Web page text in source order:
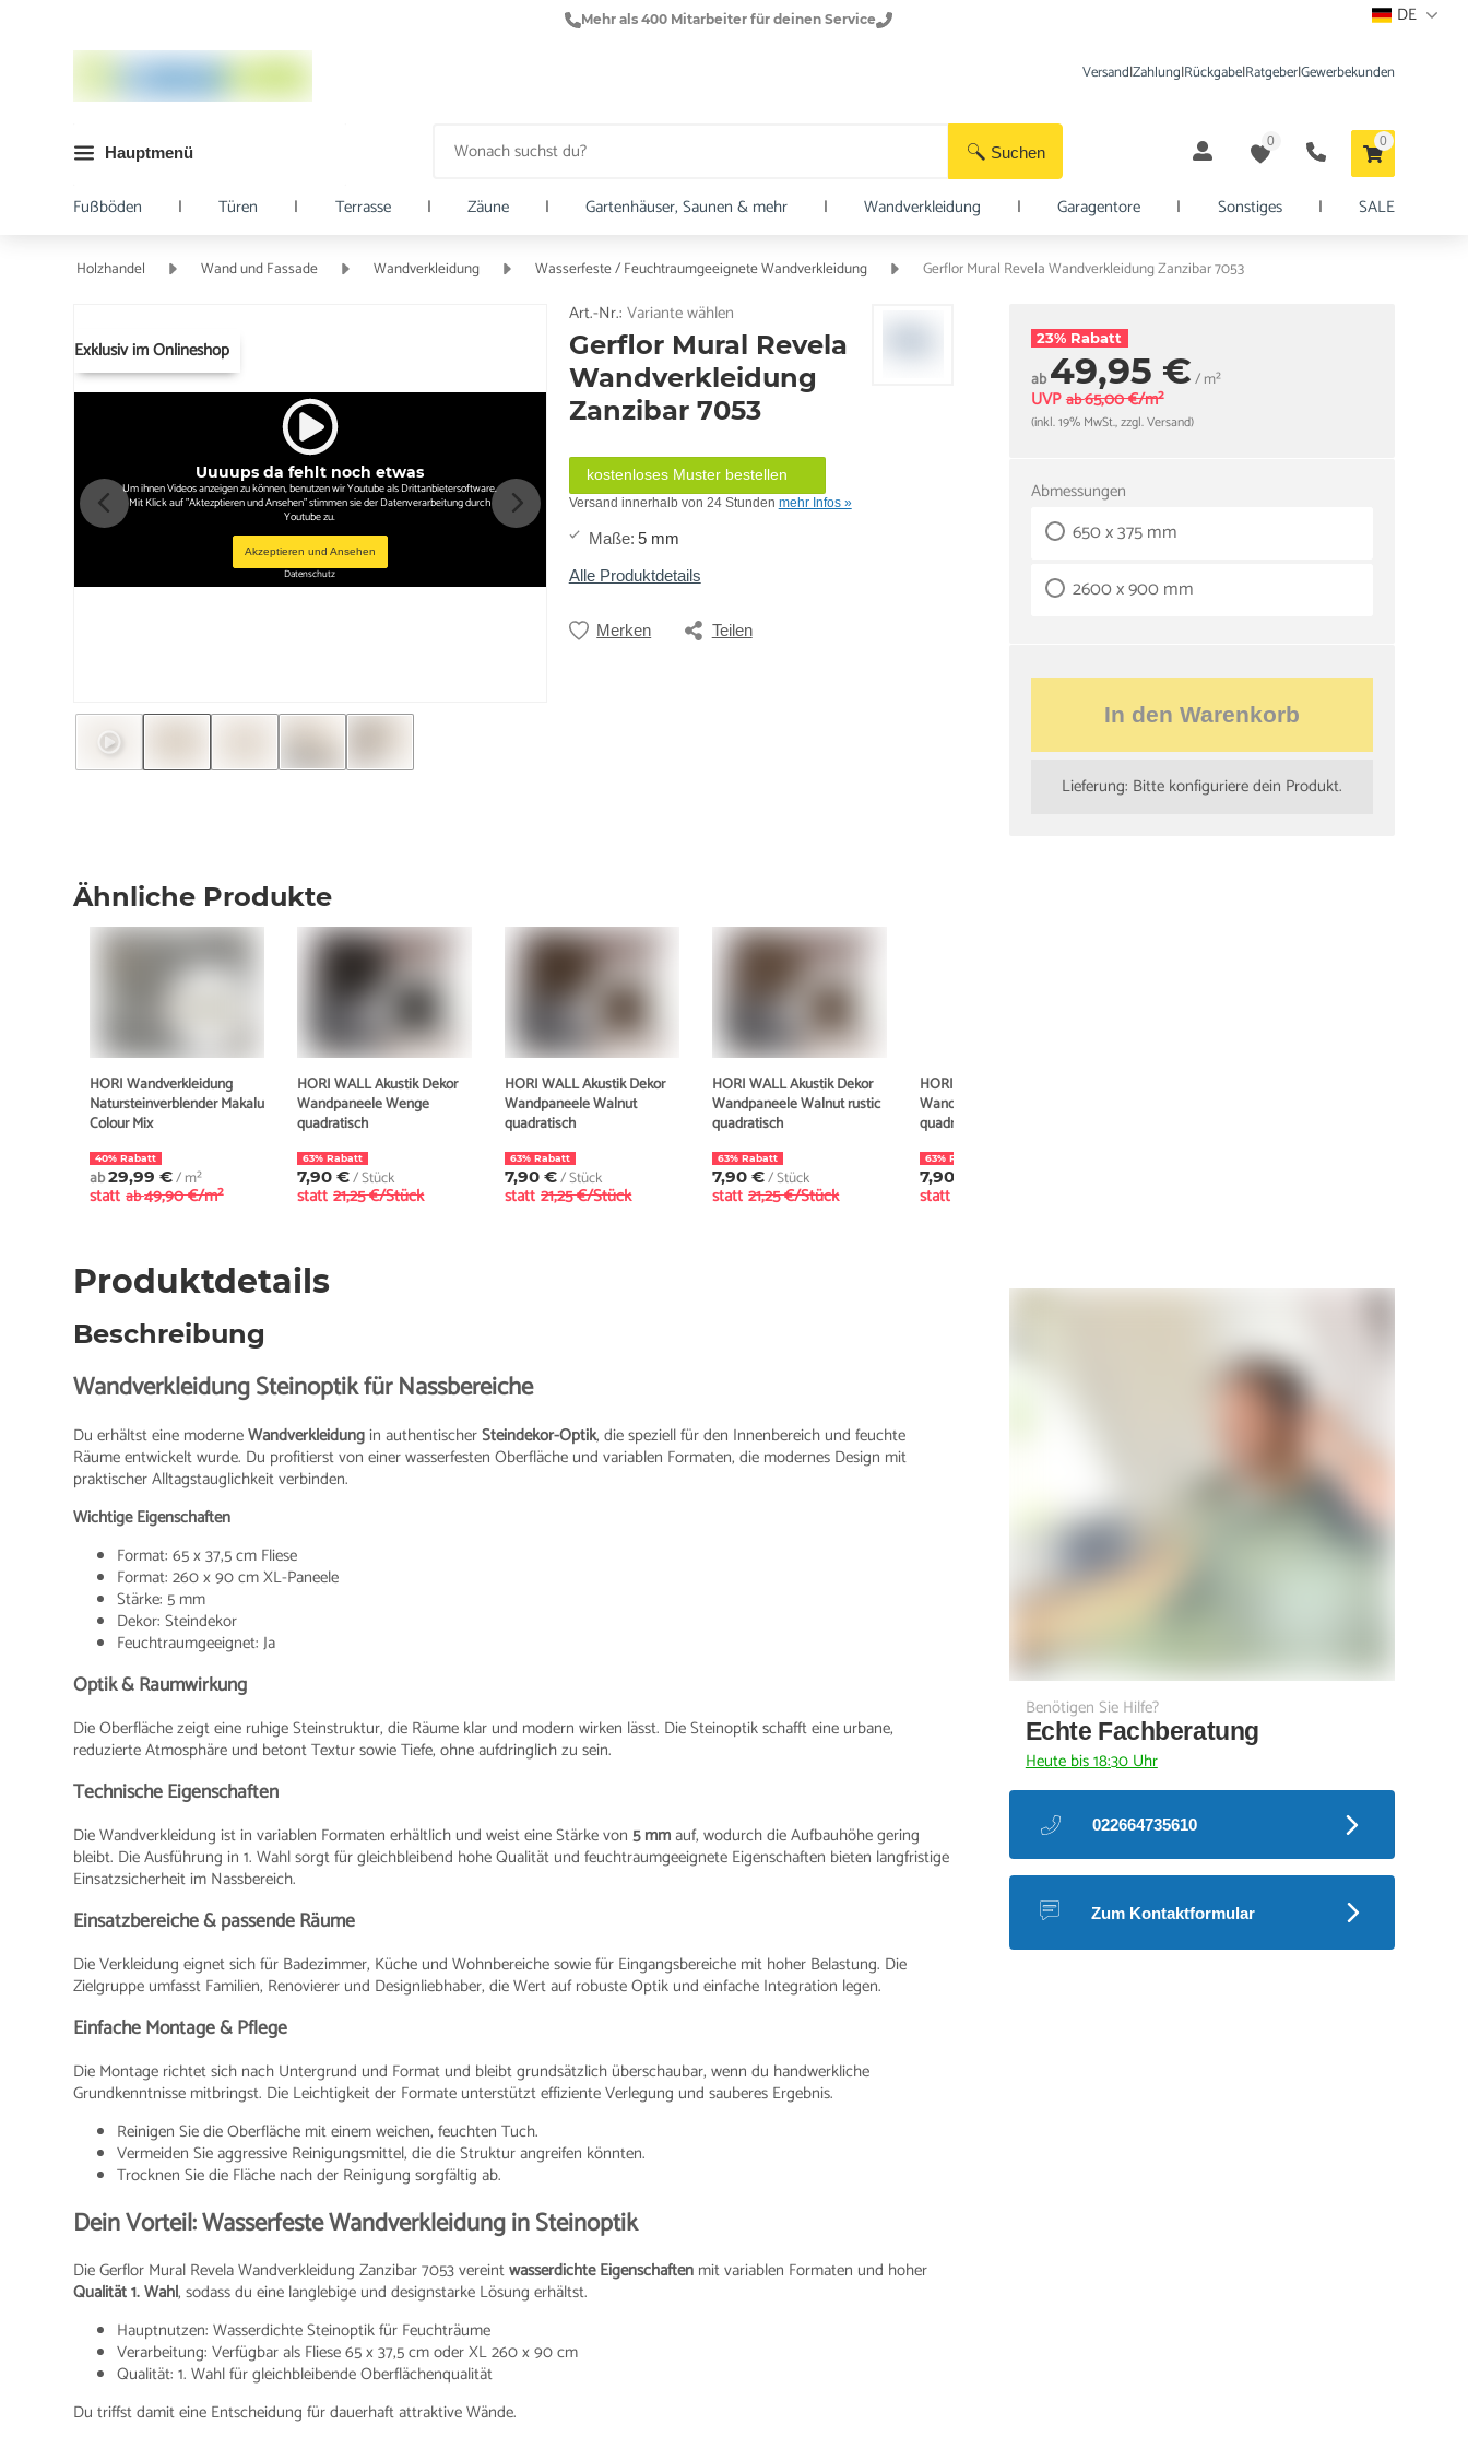
Mehr als 400 Mitarbeiter für deinen Service DE
Suchen
Versand|Zahlung|Rückgabe|Ratgeber|Gewerbekunden
Hauptmenü
0 0
Fußböden | Türen | Terrasse | Zäune | Gartenhäuser, Saunen & mehr | Wandverkleidung | Garagentore | Sonstiges | SALE
Holzhandel Wand und Fassade Wandverkleidung Wasserfeste / Feuchtraumgeeignete Wandverkleidung Gerflor Mural Revela Wandverkleidung Zanzibar 7053
Exklusiv im Onlineshop
Uuuups da fehlt noch etwas
Um ihnen Videos anzeigen zu können, benutzen wir Youtube als Drittanbietersoftware.
Mit Klick auf "Aktezptieren und Ansehen" stimmen sie der Datenverarbeitung durch
Youtube zu.
Akzeptieren und Ansehen
Datenschutz
Art.-Nr.: Variante wählen
Gerflor Mural Revela
Wandverkleidung
Zanzibar 7053
kostenloses Muster bestellen
Versand innerhalb von 24 Stunden mehr Infos »
Maße: 5 mm
Alle Produktdetails
Merken Teilen
23% Rabatt
ab49,95 €/ m²
UVP ab65,00 €/m²
(inkl. 19% MwSt., zzgl. Versand)
Abmessungen
650 x 375 mm
2600 x 900 mm
In den Warenkorb
Lieferung: Bitte konfiguriere dein Produkt.
Ähnliche Produkte
HORI Wandverkleidung
Natursteinverblender Makalu
Colour Mix
40% Rabatt
ab29,99 €/ m²
statt ab49,90 €/m²
HORI WALL Akustik Dekor
Wandpaneele Wenge
quadratisch
63% Rabatt
7,90 €/ Stück
statt 21,25 €/Stück
HORI WALL Akustik Dekor
Wandpaneele Walnut
quadratisch
63% Rabatt
7,90 €/ Stück
statt 21,25 €/Stück
HORI WALL Akustik Dekor
Wandpaneele Walnut rustic
quadratisch
63% Rabatt
7,90 €/ Stück
statt 21,25 €/Stück
HORI WALL Akustik Dekor
Wandpaneele Teak
quadratisch
63% Rabatt
7,90 €
statt
Produktdetails
Beschreibung
Wandverkleidung Steinoptik für Nassbereiche
Du erhältst eine moderneWandverkleidungin authentischerSteindekor-Optik, die speziell für den Innenbereich und feuchte
Räume entwickelt wurde. Du profitierst von einer wasserfesten Oberfläche und variablen Formaten, die modernes Design mit
praktischer Alltagstauglichkeit verbinden.
Wichtige Eigenschaften
Format: 65 x 37,5 cm Fliese
Format: 260 x 90 cm XL-Paneele
Stärke: 5 mm
Dekor: Steindekor
Feuchtraumgeeignet: Ja
Optik & Raumwirkung
Die Oberfläche zeigt eine ruhige Steinstruktur, die Räume klar und modern wirken lässt. Die Steinoptik schafft eine urbane,
reduzierte Atmosphäre und betont Textur sowie Tiefe, ohne aufdringlich zu sein.
Technische Eigenschaften
Die Wandverkleidung ist in variablen Formaten erhältlich und weist eine Stärke von5 mmauf, wodurch die Aufbauhöhe gering
bleibt. Die Ausführung in 1. Wahl sorgt für gleichbleibend hohe Qualität und feuchtraumgeeignete Eigenschaften bieten langfristige
Einsatzsicherheit im Nassbereich.
Einsatzbereiche & passende Räume
Die Verkleidung eignet sich für Badezimmer, Küche und Wohnbereiche sowie für Eingangsbereiche mit hoher Belastung. Die
Zielgruppe umfasst Familien, Renovierer und Designliebhaber, die Wert auf robuste Optik und einfache Integration legen.
Einfache Montage & Pflege
Die Montage richtet sich nach Untergrund und Format und bleibt grundsätzlich überschaubar, wenn du handwerkliche
Grundkenntnisse mitbringst. Die Leichtigkeit der Formate unterstützt effiziente Verlegung und sauberes Ergebnis.
Reinigen Sie die Oberfläche mit einem weichen, feuchten Tuch.
Vermeiden Sie aggressive Reinigungsmittel, die die Struktur angreifen könnten.
Trocknen Sie die Fläche nach der Reinigung sorgfältig ab.
Dein Vorteil: Wasserfeste Wandverkleidung in Steinoptik
Die Gerflor Mural Revela Wandverkleidung Zanzibar 7053 vereintwasserdichte Eigenschaften mit variablen Formaten und hoher
Qualität 1. Wahl, sodass du eine langlebige und designstarke Lösung erhältst.
Hauptnutzen: Wasserdichte Steinoptik für Feuchträume
Verarbeitung: Verfügbar als Fliese 65 x 37,5 cm oder XL 260 x 90 cm
Qualität: 1. Wahl für gleichbleibende Oberflächenqualität
Du triffst damit eine Entscheidung für dauerhaft attraktive Wände.
Benötigen Sie Hilfe?
Echte Fachberatung
Heute bis 18:30 Uhr
022664735610
Zum Kontaktformular